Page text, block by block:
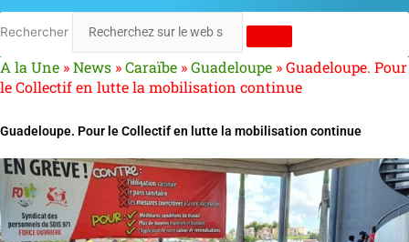
Rechercher
A la Une »News »Caraïbe »Guadeloupe »Guadeloupe. Pour
le Collectif en lutte la mobilisation continue
Guadeloupe. Pour le Collectif en lutte la mobilisation continue